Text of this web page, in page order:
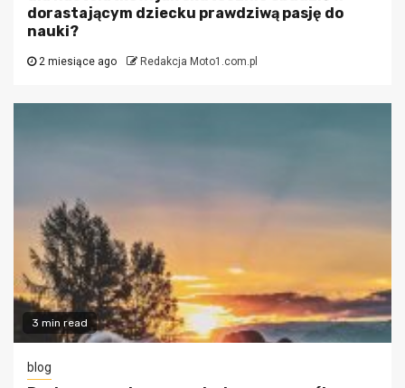
dorastającym dziecku prawdziwą pasję do
nauki?
2 miesiące ago Redakcja Moto1.com.pl
3 min read
blog